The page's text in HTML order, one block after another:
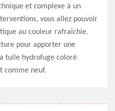
et complexe à un
vous allez pouvoir
au couleur rafraîchie.
pour apporter une
tuile hydrofuge coloré
comme neuf.